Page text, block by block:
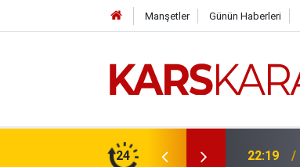
Manşetler Günün Haberleri
24
bir konuma taşıyacağız 16:15